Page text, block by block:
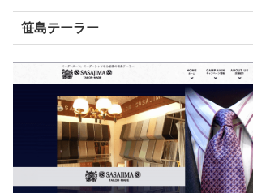
笹島テーラー